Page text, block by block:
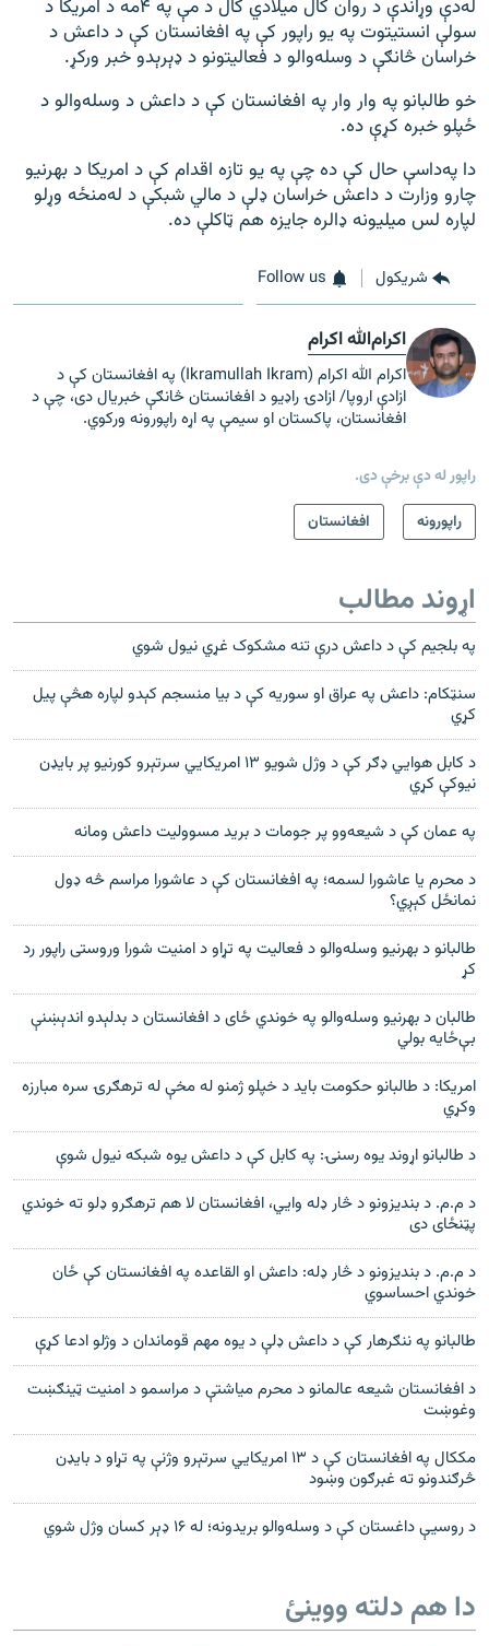
له‌دې وړاندې د روان کال میلادي کال د مې په ۴مه د امریکا د
سولې انستیتوت په یو راپور کې په افغانستان کې د داعش د
خراسان څانګې د وسله‌والو د فعالیتونو د ډېرېدو خبر ورکړ.
خو طالبانو په وار وار په افغانستان کې د داعش د وسله‌والو د
ځپلو خبره کړې ده.
دا په‌داسې حال کې ده چې په یو تازه اقدام کې د امریکا د بهرنیو
چارو وزارت د داعش خراسان ډلې د مالي شبکې د له‌منځه وړلو
لپاره لس میلیونه ډالره جایزه هم ټاکلې ده.
شريکول Follow us
اکرام‌الله اکرام
اکرام الله اکرام (Ikramullah Ikram) په افغانستان کې د
ازادې اروپا/ ازادۍ راډیو د افغانستان څانګې خبریال دی، چې د
افغانستان، پاکستان او سیمې په اړه راپورونه ورکوي.
راپور له دې برخې دی.
راپورونه
افغانستان
اړوند مطالب
په بلجیم کې د داعش درې تنه مشکوک غړي نیول شوي
سنټکام: داعش په عراق او سوریه کې د بیا منسجم کېدو لپاره هڅې پیل
کړي
د کابل هوايي ډګر کې د وژل شويو ۱۳ امريکايي سرتېرو کورنیو پر بايډن
نيوکې کړي
په عمان کې د شیعه‌وو پر جومات د برید مسوولیت داعش ومانه
د محرم یا عاشورا لسمه؛ په افغانستان کې د عاشورا مراسم څه ډول
نمانځل کېږي؟
طالبانو د بهرنیو وسله‌والو د فعالیت په تړاو د امنیت شورا وروستی راپور رد
کړ
طالبان د بهرنیو وسله‌والو په خوندي ځای د افغانستان د بدلېدو اندېښنې
بې‌ځایه بولي
امریکا: د طالبانو حکومت باید د خپلو ژمنو له مخې له ترهګرۍ سره مبارزه
وکړي
د طالبانو اړوند یوه رسنۍ: په کابل کې د داعش یوه شبکه نیول شوې
د م.م. د بندیزونو د څار ډله وايي، افغانستان لا هم ترهګرو ډلو ته خوندي
پټنځای دی
د م.م. د بندیزونو د څار ډله: داعش او القاعده په افغانستان کې ځان
خوندي احساسوي
طالبانو په ننګرهار کې د داعش ډلې د یوه مهم قوماندان د وژلو ادعا کړې
د افغانستان شیعه عالمانو د محرم میاشتې د مراسمو د امنیت ټینګښت
وغوښت
مککال په افغانستان کې د ۱۳ امریکايي سرتېرو وژنې په تړاو د بایډن
څرګندونو ته غبرګون وښود
د روسیې داغستان کې د وسله‌والو بریدونه؛ له ۱۶ ډېر کسان وژل شوي
دا هم دلته ووینئ